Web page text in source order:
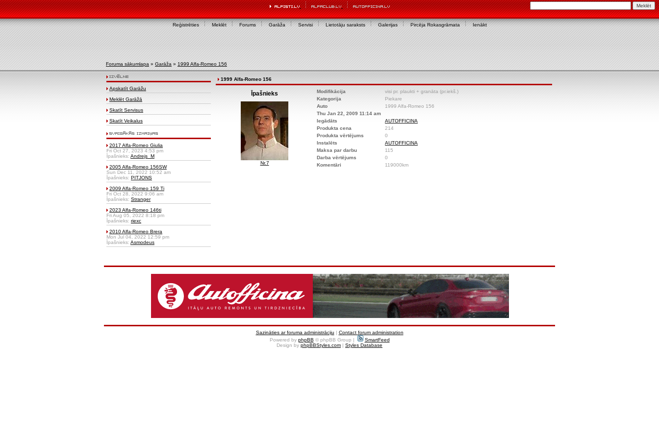
Reģistrēties Meklēt Forums Garāža Servisi Lietotāju saraksts Galerijas Pircēja Rokasgrāmata Ienākt
Foruma sākumlapa » Garāža » 1999 Alfa-Romeo 156
Apskatīt Garāžu
Meklēt Garāžā
Skatīt Servisus
Skatīt Veikalus
2017 Alfa-Romeo Giulia
Fri Oct 27, 2023 4:53 pm
Īpašnieks: Andrejs_M
2005 Alfa-Romeo 156SW
Sun Dec 11, 2022 10:52 am
Īpašnieks: PITJONS
2009 Alfa-Romeo 159 Ti
Fri Oct 28, 2022 9:06 am
Īpašnieks: Stranger
2023 Alfa-Romeo 146ti
Fri Aug 05, 2022 8:18 pm
Īpašnieks: riexc
2010 Alfa-Romeo Brera
Mon Jul 04, 2022 12:59 pm
Īpašnieks: Asmodeus
1999 Alfa-Romeo 156
Īpašnieks
Nr.7
Modifikācija
visi pr. plaukti + granāta (pr.iekš.)
Kategorija
Piekare
Auto
1999 Alfa-Romeo 156
Thu Jan 22, 2009 11:14 am
Iegādāts
AUTOFFICINA
Produkta cena
214
Produkta vērtējums
0
Instalēts
AUTOFFICINA
Maksa par darbu
115
Darba vērtējums
0
Komentāri
119000km
Sazināties ar foruma administrāciju | Contact forum administration
Powered by phpBB © phpBB Group |
SmartFeed
Design by phpBBStyles.com | Styles Database